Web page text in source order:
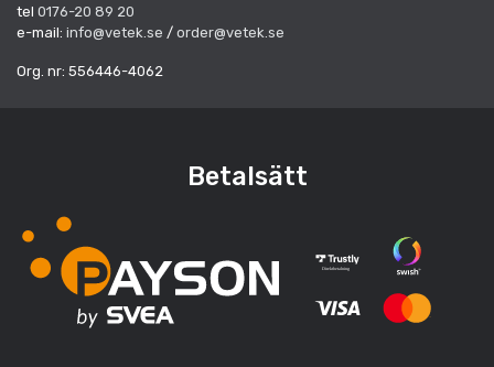
tel 0176-20 89 20
e-mail: info@vetek.se / order@vetek.se
Org. nr: 556446-4062
Betalsätt